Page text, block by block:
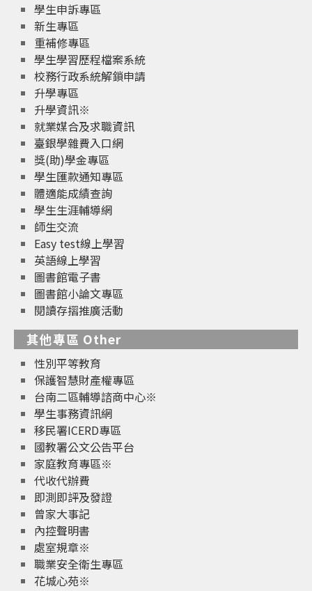
學生申訴專區
新生專區
重補修專區
學生學習歷程檔案系統
校務行政系統解鎖申請
升學專區
升學資訊※
就業媒合及求職資訊
臺銀學雜費入口網
獎(助)學金專區
學生匯款通知專區
體適能成績查詢
學生生涯輔導網
師生交流
Easy test線上學習
英語線上學習
圖書館電子書
圖書館小論文專區
閱讀存摺推廣活動
其他專區 Other
性別平等教育
保護智慧財產權專區
台南二區輔導諮商中心※
學生事務資訊網
移民署ICERD專區
國教署公文公告平台
家庭教育專區※
代收代辦費
即測即評及發證
曾家大事記
內控聲明書
處室規章※
職業安全衛生專區
花城心苑※